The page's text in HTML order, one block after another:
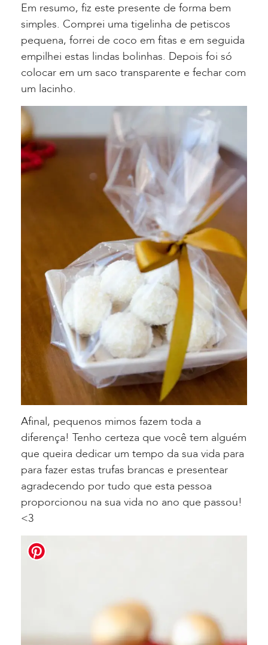
Em resumo, fiz este presente de forma bem
simples. Comprei uma tigelinha de petiscos
pequena, forrei de coco em fitas e em seguida
empilhei estas lindas bolinhas. Depois foi só
colocar em um saco transparente e fechar com
um lacinho.
Afinal, pequenos mimos fazem toda a
diferença! Tenho certeza que você tem alguém
que queira dedicar um tempo da sua vida para
para fazer estas trufas brancas e presentear
agradecendo por tudo que esta pessoa
proporcionou na sua vida no ano que passou!
<3